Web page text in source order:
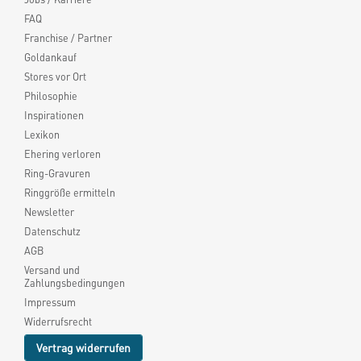
FAQ
Franchise / Partner
Goldankauf
Stores vor Ort
Philosophie
Inspirationen
Lexikon
Ehering verloren
Ring-Gravuren
Ringgröße ermitteln
Newsletter
Datenschutz
AGB
Versand und
Zahlungsbedingungen
Impressum
Widerrufsrecht
Vertrag widerrufen